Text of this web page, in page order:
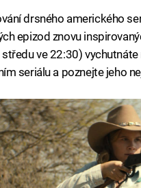
drsného amerického
epizod znovu
ve 22:30)
seriálu a poznejte jeho